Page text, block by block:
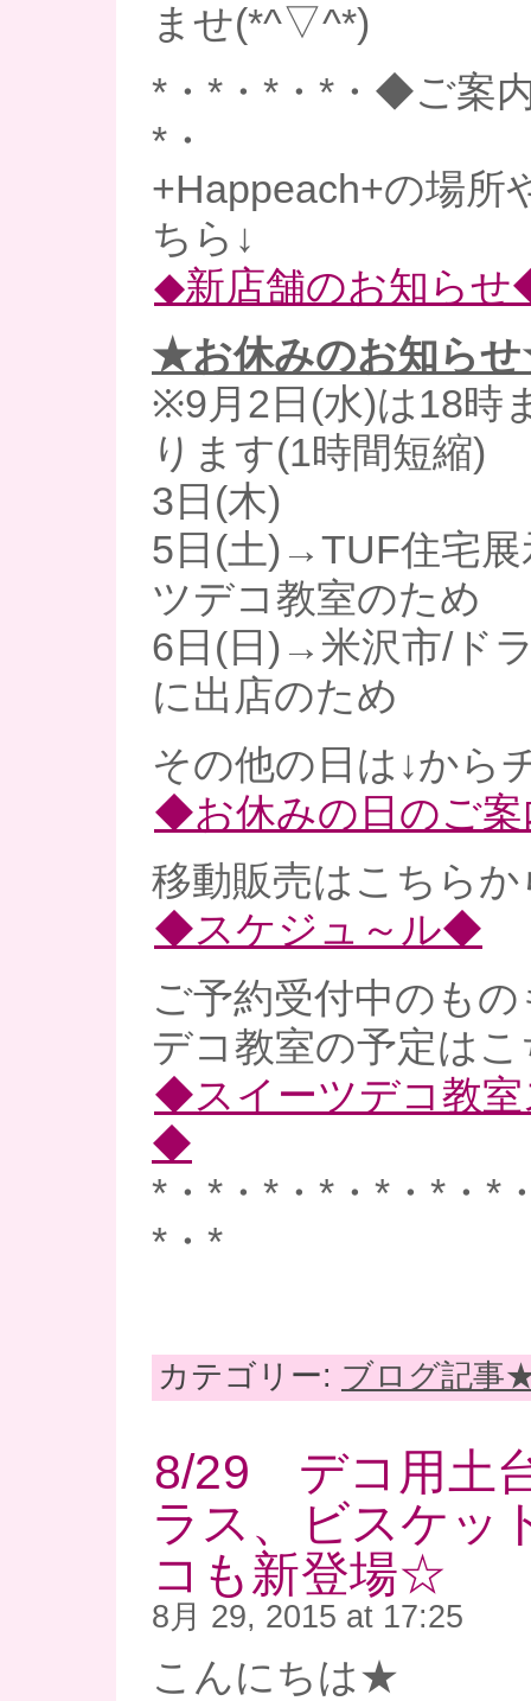
ませ(*^▽^*)
*・*・*・*・◆ご案
*・
+Happeach+の場所
ちら↓
◆新店舗のお知ら
★お休みのお知ら
※9月2日(水)は18時
ります(1時間短縮)
3日(木)
5日(土)→TUF住宅展
ツデコ教室のため
6日(日)→米沢市/ド
に出店のため
その他の日は↓から
◆お休みの日のご
移動販売はこちら
◆スケジュ～ル◆
ご予約受付中のも
デコ教室の予定はこ
◆スイーツデコ教室
◆
*・*・*・*・*・*・*
*・*
カテゴリー: ブログ記事
8/29 デコ用土
ラス、ビスケッ
コも新登場☆
8月 29, 2015 at 17:25
こんにちは★